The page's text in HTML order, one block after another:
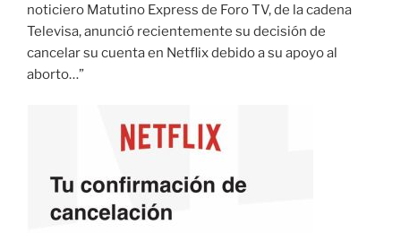
noticiero Matutino Express de Foro TV, de la cadena
Televisa, anunció recientemente su decisión de
cancelar su cuenta en Netflix debido a su apoyo al
aborto…”